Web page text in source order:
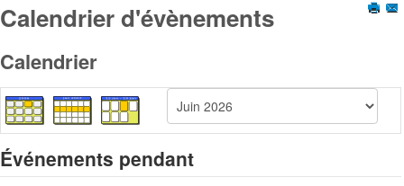
Calendrier d'évènements
Calendrier
Événements pendant